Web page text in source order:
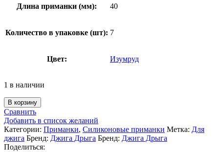
Длина приманки (мм): 40
Количество в упаковке (шт): 7
Цвет: Изумруд
1 в наличии
Количество
товара
Силиконовая
приманка
Джига
Дрыга
В корзину
Сравнить
Добавить в список желаний
Категории: Приманки, Силиконовые приманки Метка: Для
джига Бренд: Джига Дрыга Бренд: Джига Дрыга
Поделиться: